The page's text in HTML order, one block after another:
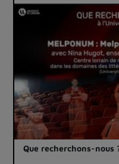
Que recherchons-nous